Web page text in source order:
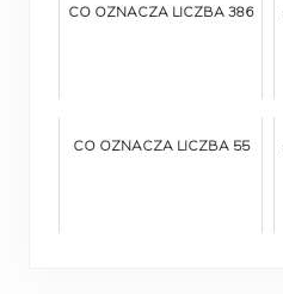
CO OZNACZA LICZBA 386
CO OZNACZA LICZBA 55